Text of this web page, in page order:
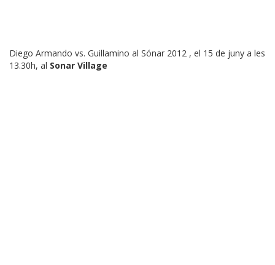
Diego Armando vs. Guillamino al Sónar 2012 , el 15 de juny a les
13.30h, al Sonar Village